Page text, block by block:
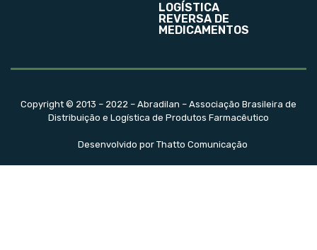
LOGÍSTICA
REVERSA DE
MEDICAMENTOS
Copyright © 2013 – 2022 – Abradilan – Associação Brasileira de
Distribuição e Logística de Produtos Farmacêutico
Desenvolvido por Thatto Comunicação